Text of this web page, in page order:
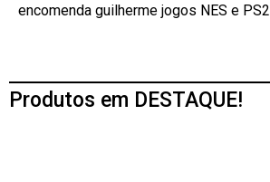
encomenda guilherme jogos NES e PS2
Produtos em DESTAQUE!